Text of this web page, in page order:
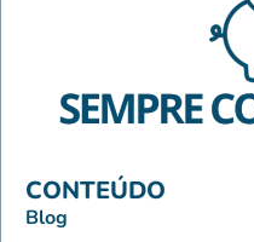
CONTEÚDO
Blog